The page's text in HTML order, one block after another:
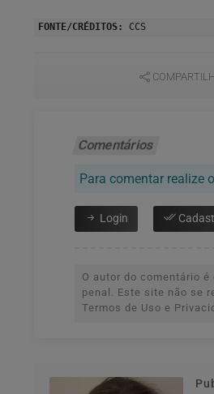
FONTE/CRÉDITOS: CCS
Comentários
Para comentar realize
Login
O autor do comentário
penal. Este site não se
Termos de Uso e